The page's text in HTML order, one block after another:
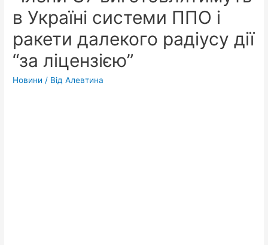
в Україні системи ППО і
ракети далекого радіусу дії
“за ліцензією”
Новини / ВідАлевтина